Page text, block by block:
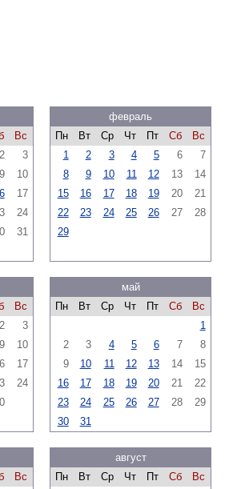
Вс
2
3
9
10
17
24
31
февраль
Пн
Вт Ср Чт Пт Сб
Вс
1
2 3 4 5 6
7
8
9 10 11 12 13
14
15
16 17 18 19 20
21
22
23 24 25 26 27
28
29
Вс
2
3
9
10
17
24
май
Пн
Вт Ср Чт Пт Сб
Вс
1
2
3 4 5 6 7
8
9
10 11 12 13 14
15
16
17 18 19 20 21
22
23
24 25 26 27 28
29
30
31
Вс
август
Пн
Вт Ср Чт Пт Сб
Вс